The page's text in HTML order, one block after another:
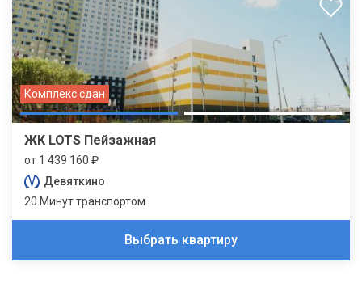
Комплекс сдан
ЖК LOTS Пейзажная
от 1 439 160 ₽
Девяткино
20 Минут транспортом
Выбрать квартиру